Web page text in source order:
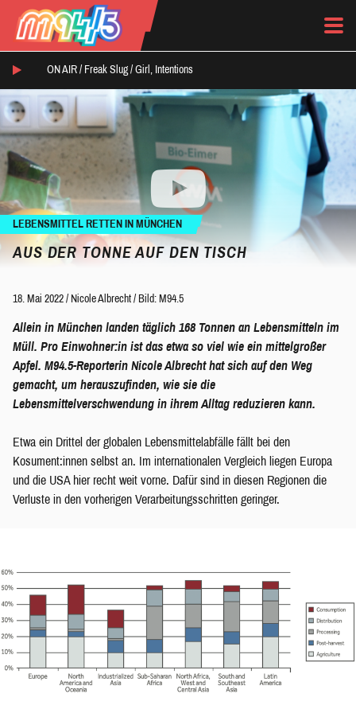
ON AIR / Freak Slug / Girl, Intentions
LEBENSMITTEL RETTEN IN MÜNCHEN
AUS DER TONNE AUF DEN TISCH
18. Mai 2022 / Nicole Albrecht / Bild: M94.5
Allein in München landen täglich 168 Tonnen an Lebensmitteln im
Müll. Pro Einwohner:in ist das etwa so viel wie ein mittelgroßer
Apfel. M94.5-Reporterin Nicole Albrecht hat sich auf den Weg
gemacht, um herauszufinden, wie sie die
Lebensmittelverschwendung in ihrem Alltag reduzieren kann.
Etwa ein Drittel der globalen Lebensmittelabfälle fällt bei den
Kosument:innen selbst an. Im internationalen Vergleich liegen Europa
und die USA hier recht weit vorne. Dafür sind in diesen Regionen die
Verluste in den vorherigen Verarbeitungsschritten geringer.